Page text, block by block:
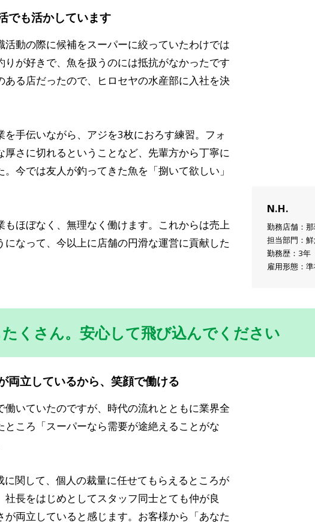
N.H.
勤務店舗：
担当部門：
勤務歴：3年
雇用形態：準
でも活かしています
動の際に候補をスーパーに絞っていたわけでは
りが好きで、魚を扱うのには抵抗がなかったです
ある店だったので、ヒロセヤの水産部に入社を決
を手伝いながら、アジを3枚におろす練習。フォ
厚さに切れるということなど、先輩方から丁寧に
今では友人が釣ってきた魚を「捌いて欲しい」
もほぼなく、無理なく働けます。これからは売上
なって、今以上に店舗の円滑な運営に貢献した
くさん。安心して飛び込んでください
両立しているから、笑顔で働ける
働いていたのですが、時代の流れとともに業界全
ころ「スーパーなら需要が途絶えることがな
に関して、個人の裁量に任せてもらえるところが
長をはじめとしてスタッフ同士とても仲が良
が両立していると感じます。お客様から「あなた